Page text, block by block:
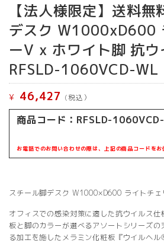
【法人様限定】送料
デスク W1000xD600
ーV x ホワイト脚 抗ウ
RFSLD-1060VCD-WL
¥ 46,427 (税込）
商品コード：RFSLD-
お電話でのお問い合わせの際は、上記の商品コードをお
スチール脚デスク W1000×D600 ライトチ
オフィスでの感染対策に適した抗ウイルス
板と脚のカラーが選べるアソートシリーズ
る加工を施したメラミン化粧板『ウイルヘ